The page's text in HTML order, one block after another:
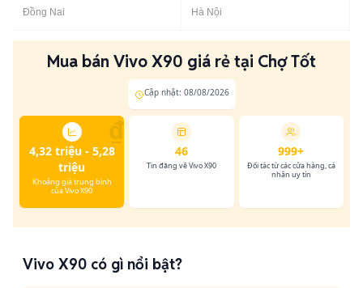
Đồng Nai Hà Nội
Mua bán Vivo X90 giá rẻ tại Chợ Tốt
Cập nhật: 08/08/2026
₫
4,32 triệu - 5,28
triệu
Khoảng giá trung bình
của Vivo X90
46
Tin đăng về Vivo X90
999+
Đối tác từ các cửa hàng, cá
nhân uy tín
Vivo X90 có gì nổi bật?